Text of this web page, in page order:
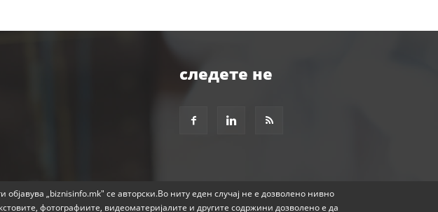
следете не
„biznisinfo.mk" се авторски.Во ниту еден случај не е дозволено нивно
фотографиите, видеоматеријалите и другите содржини дозволено е да